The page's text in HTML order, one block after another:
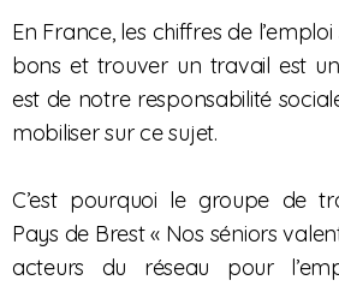
En France, les chiffres de
bons et trouver un travail est
est de notre responsabilité
mobiliser sur ce sujet.
C’est pourquoi le groupe de
Pays de Brest « Nos séniors
acteurs du réseau pour